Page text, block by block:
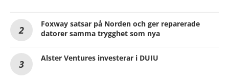
Foxway satsar på Norden och ger reparerade
datorer samma trygghet som nya
Alster Ventures investerar i DUIU